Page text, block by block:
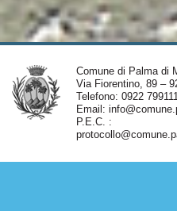
Comune di Palma di
Via Fiorentino, 89 –
Telefono: 0922
Email:
P.E.C. :